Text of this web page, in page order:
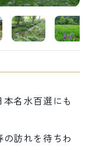
報
名水百選にも
訪れを待ちわ